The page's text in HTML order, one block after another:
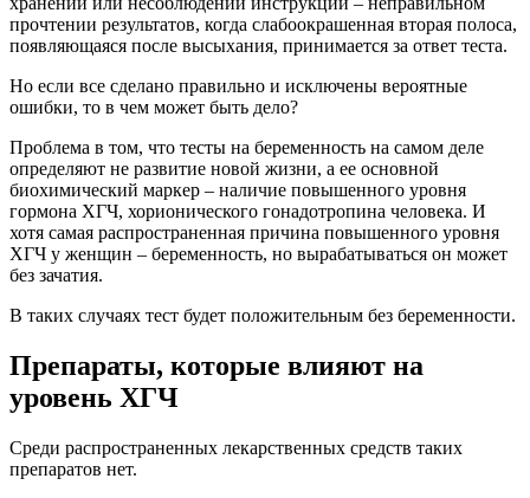
прочтении результатов, когда слабоокрашенная вторая полоса,
появляющаяся после высыхания, принимается за ответ теста.
Но если все сделано правильно и исключены вероятные
ошибки, то в чем может быть дело?
Проблема в том, что тесты на беременность на самом деле
определяют не развитие новой жизни, а ее основной
биохимический маркер – наличие повышенного уровня
гормона ХГЧ, хорионического гонадотропина человека. И
хотя самая распространенная причина повышенного уровня
ХГЧ у женщин – беременность, но вырабатываться он может
без зачатия.
В таких случаях тест будет положительным без беременности.
Препараты, которые влияют на
уровень ХГЧ
Среди распространенных лекарственных средств таких
препаратов нет.